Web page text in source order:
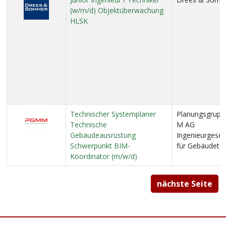
(w/m/d) Objektüberwachung
HLSK
Technischer Systemplaner
Technische
Gebäudeausrüstung
Schwerpunkt BIM-
Koordinator (m/w/d)
M AG
für
nächste Seite